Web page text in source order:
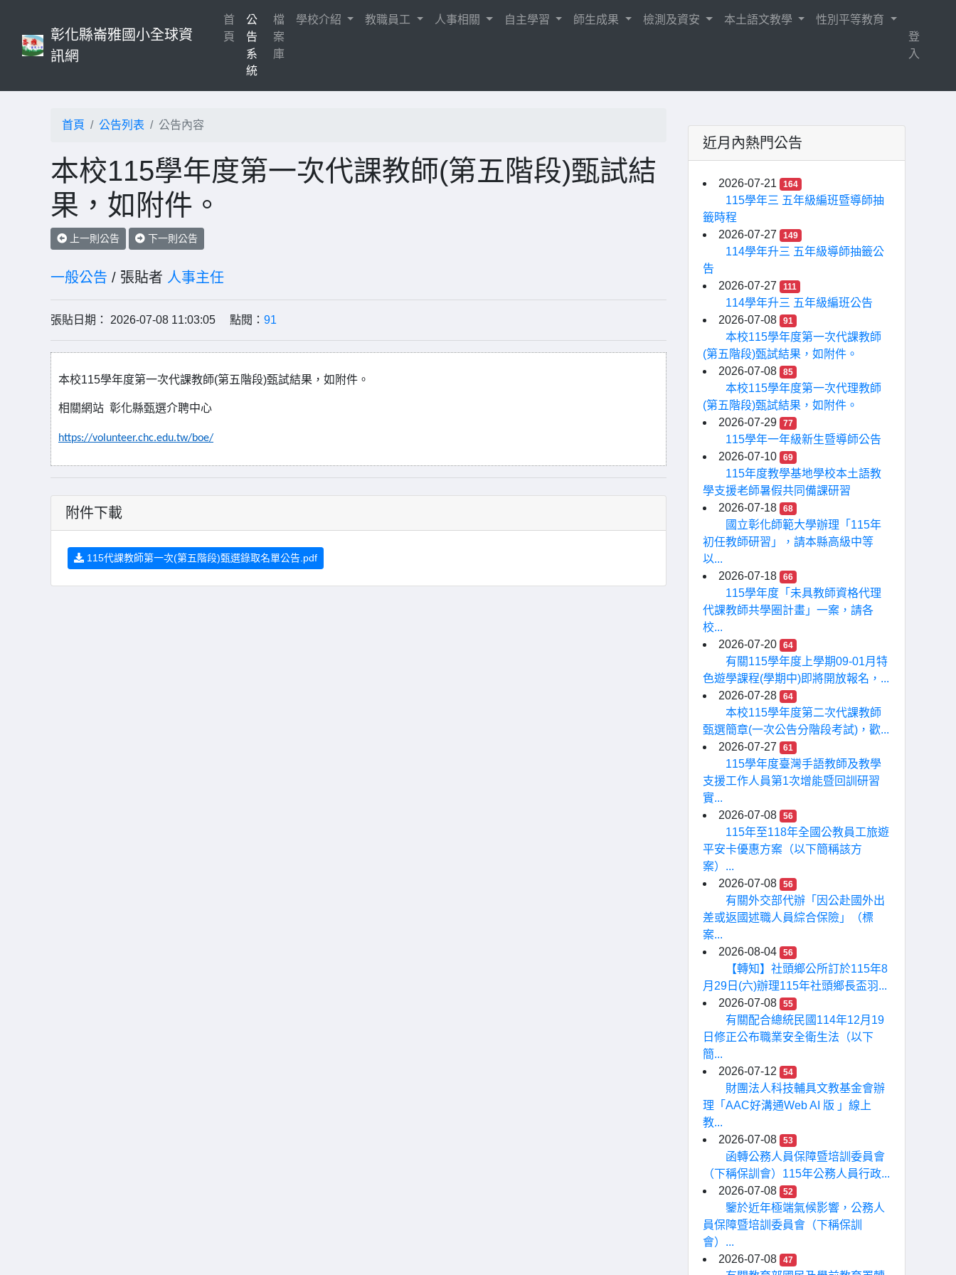
彰化縣崙雅國小全球資
訊網
首
頁 (current)
公
告
系
統
檔
案
庫
學校介紹 教職員工 人事相關 自主學習 師生成果 檢測及資安 本土語文教學
性別平等教育
登
入
首頁 公告列表 公告內容
本校115學年度第一次代課教師(第五階段)甄試結
果，如附件。
上一則公告 下一則公告
一般公告 / 張貼者 人事主任
張貼日期： 2026-07-08 11:03:05 點閱： 91
本校115學年度第一次代課教師(第五階段)甄試結果，如附件。
相關網站 彰化縣甄選介聘中心
https://volunteer.chc.edu.tw/boe/
附件下載
115代課教師第一次(第五階段)甄選錄取名單公告.pdf
近月內熱門公告
2026-07-21 164
115學年三 五年級編班暨導師抽
籤時程
2026-07-27
149
114學年升三 五年級導師抽籤公
告
2026-07-27
111
114學年升三 五年級編班公告
2026-07-08
91
本校115學年度第一次代課教師
(第五階段)甄試結果，如附件。
2026-07-08
85
本校115學年度第一次代理教師
(第五階段)甄試結果，如附件。
2026-07-29
77
115學年一年級新生暨導師公告
2026-07-10
69
115年度教學基地學校本土語教
學支援老師暑假共同備課研習
2026-07-18
68
國立彰化師範大學辦理「115年
初任教師研習」，請本縣高級中等
以...
2026-07-18
66
115學年度「未具教師資格代理
代課教師共學圈計畫」一案，請各
校...
2026-07-20
64
有關115學年度上學期09-01月特
色遊學課程(學期中)即將開放報名，...
2026-07-28
64
本校115學年度第二次代課教師
甄選簡章(一次公告分階段考試)，歡...
2026-07-27
61
115學年度臺灣手語教師及教學
支援工作人員第1次增能暨回訓研習
實...
2026-07-08
56
115年至118年全國公教員工旅遊
平安卡優惠方案（以下簡稱該方
案）...
2026-07-08
56
有關外交部代辦「因公赴國外出
差或返國述職人員綜合保險」（標
案...
2026-08-04
56
【轉知】社頭鄉公所訂於115年8
月29日(六)辦理115年社頭鄉長盃羽...
2026-07-08
55
有關配合總統民國114年12月19
日修正公布職業安全衛生法（以下
簡...
2026-07-12
54
財團法人科技輔具文教基金會辦
理「AAC好溝通Web AI 版 」線上
教...
2026-07-08
53
函轉公務人員保障暨培訓委員會
（下稱保訓會）115年公務人員行政...
2026-07-08
52
鑒於近年極端氣候影響，公務人
員保障暨培訓委員會（下稱保訓
會）...
2026-07-08
47